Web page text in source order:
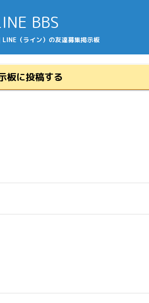
BBS
（ライン）の友達募集掲示板
板に投稿する